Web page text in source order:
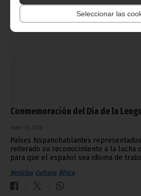
Seleccionar las
Conmemoración del Día de la
mayo 15, 2024
Países hispanohablantes
reiterado su reconocimiento a la lucha
para que el español sea idioma de
Noticias Cultura África